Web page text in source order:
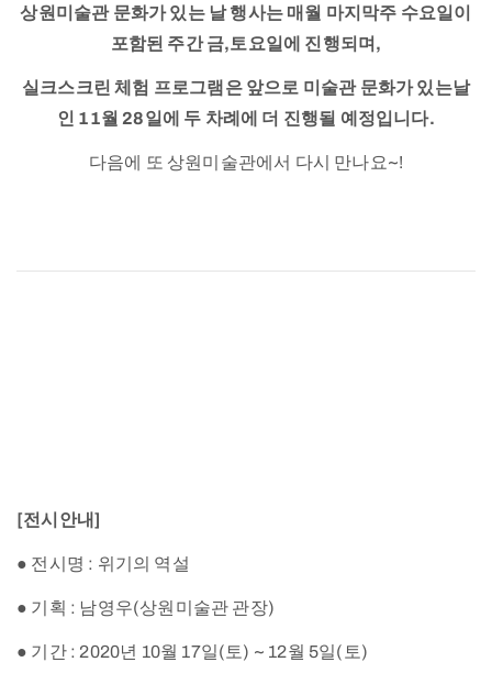
상원미술관 문화가 있는 날 행사는 매월 마지막주 수요일이
포함된 주간 금,토요일에 진행되며,
실크스크린 체험 프로그램은 앞으로 미술관 문화가 있는날
인 11월 28일에 두 차례에 더 진행될 예정입니다.
다음에 또 상원미술관에서 다시 만나요~!
[전시안내]
● 전시명 : 위기의 역설
● 기획 : 남영우(상원미술관 관장)
● 기간 : 2020년 10월 17일(토) ~ 12월 5일(토)